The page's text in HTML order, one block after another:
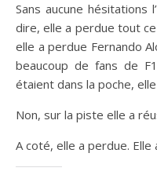
Sans aucune hésitations
dire, elle a perdue tout
elle a perdue Fernando
beaucoup de fans de
étaient dans la poche,
Non, sur la piste elle a
A coté, elle a perdue.